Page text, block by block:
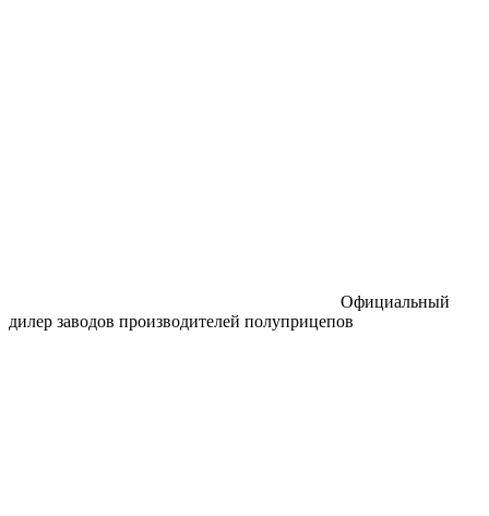
Официальный
дилер заводов производителей полуприцепов